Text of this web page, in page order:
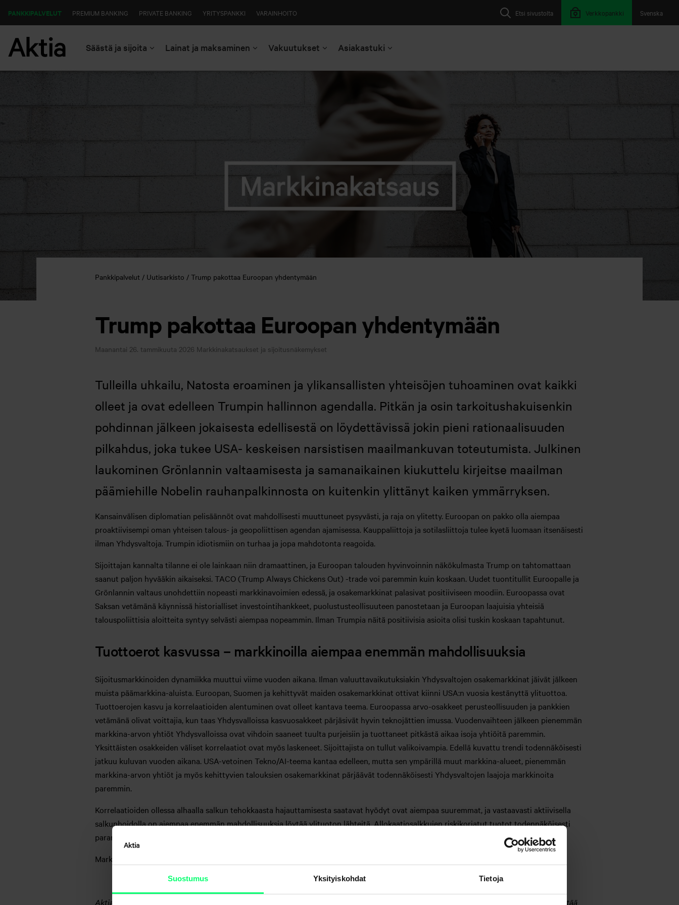
Suostumus Yksityiskohdat Tietoja
Svenska
Etsi sivustolta Verkkopankki
PANKKIPALVELUT PREMIUM BANKING PRIVATE BANKING YRITYSPANKKI VARAINHOITO
Säästä ja sijoita Lainat ja maksaminen Vakuutukset Asiakastuki
Pankkipalvelut Uutisarkisto Trump pakottaa Euroopan yhdentymään
Trump pakottaa Euroopan yhdentymään
Maanantai 26. tammikuuta 2026 Markkinakatsaukset ja sijoitusnäkemykset
Tulleilla uhkailu, Natosta eroaminen ja ylikansallisten yhteisöjen tuhoaminen ovat kaikki
olleet ja ovat edelleen Trumpin hallinnon agendalla. Pitkän ja osin tarkoitushakuisenkin
pohdinnan jälkeen jokaisesta edellisestä on löydettävissä jokin pieni rationaalisuuden
pilkahdus, joka tukee USA- keskeisen narsistisen maailmankuvan toteutumista. Julkinen
laukominen Grönlannin valtaamisesta ja samanaikainen kiukuttelu kirjeitse maailman
päämiehille Nobelin rauhanpalkinnosta on kuitenkin ylittänyt kaiken ymmärryksen.
Kansainvälisen diplomatian pelisäännöt ovat mahdollisesti muuttuneet pysyvästi, ja raja on ylitetty. Euroopan on pakko olla aiempaa
proaktiivisempi oman yhteisen talous- ja geopoliittisen agendan ajamisessa. Kauppaliittoja ja sotilasliittoja tulee kyetä luomaan itsenäisesti
ilman Yhdysvaltoja. Trumpin idiotismiin on turhaa ja jopa mahdotonta reagoida.
Sijoittajan kannalta tilanne ei ole lainkaan niin dramaattinen, ja Euroopan talouden hyvinvoinnin näkökulmasta Trump on tahtomattaan
saanut paljon hyvääkin aikaiseksi. TACO (Trump Always Chickens Out) -trade voi paremmin kuin koskaan. Uudet tuontitullit Euroopalle ja
Grönlannin valtaus unohdettiin nopeasti markkinavoimien edessä, ja osakemarkkinat palasivat positiiviseen moodiin. Euroopassa ovat
Saksan vetämänä käynnissä historialliset investointihankkeet, puolustusteollisuuteen panostetaan ja Euroopan laajuisia yhteisiä
talouspoliittisia aloitteita syntyy selvästi aiempaa nopeammin. Ilman Trumpia näitä positiivisia asioita olisi tuskin koskaan tapahtunut.
Tuottoerot kasvussa – markkinoilla aiempaa enemmän mahdollisuuksia
Sijoitusmarkkinoiden dynamiikka muuttui viime vuoden aikana. Ilman valuuttavaikutuksiakin Yhdysvaltojen osakemarkkinat jäivät jälkeen
muista päämarkkina-aluista. Euroopan, Suomen ja kehittyvät maiden osakemarkkinat ottivat kiinni USA:n vuosia kestänyttä ylituottoa.
Tuottoerojen kasvu ja korrelaatioiden alentuminen ovat olleet kantava teema. Euroopassa arvo-osakkeet perusteollisuuden ja pankkien
vetämänä olivat voittajia, kun taas Yhdysvalloissa kasvuosakkeet pärjäsivät hyvin teknojättien imussa. Vuodenvaihteen jälkeen pienemmän
markkina-arvon yhtiöt Yhdysvalloissa ovat vihdoin saaneet tuulta purjeisiin ja tuottaneet pitkästä aikaa isoja yhtiöitä paremmin.
Yksittäisten osakkeiden väliset korrelaatiot ovat myös laskeneet. Sijoittajista on tullut valikoivampia. Edellä kuvattu trendi todennäköisesti
jatkuu kuluvan vuoden aikana. USA-vetoinen Tekno/AI-teema kantaa edelleen, mutta sen ympärillä muut markkina-alueet, pienemmän
markkina-arvon yhtiöt ja myös kehittyvien talouksien osakemarkkinat pärjäävät todennäköisesti Yhdysvaltojen laajoja markkinoita
paremmin.
Korrelaatioiden ollessa alhaalla salkun tehokkaasta hajauttamisesta saatavat hyödyt ovat aiempaa suuremmat, ja vastaavasti aktiivisella
salkunhoidolla on aiempaa enemmän mahdollisuuksia löytää ylituoton lähteitä. Allokaatiosalkkujen riskikorjatut tuotot todennäköisesti
paranevat edelleen kuluvan vuoden aikana.
Markkinakatsauksen on kirjoittanut Aktian sijoitusjohtaja
Aktia Pankki Oyj (”Aktia”) on tuottanut tämän katsauksen sijoittajien käyttöön. Informaatio on koottu julkisista lähteistä, joita Aktia pitää